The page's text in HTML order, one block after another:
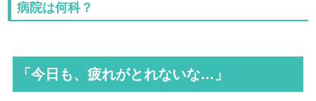
病院は何科？
「今日も、疲れがとれないな…」